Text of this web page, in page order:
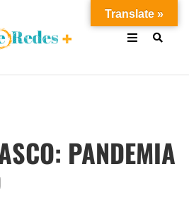
PANDEMIA
Translate »